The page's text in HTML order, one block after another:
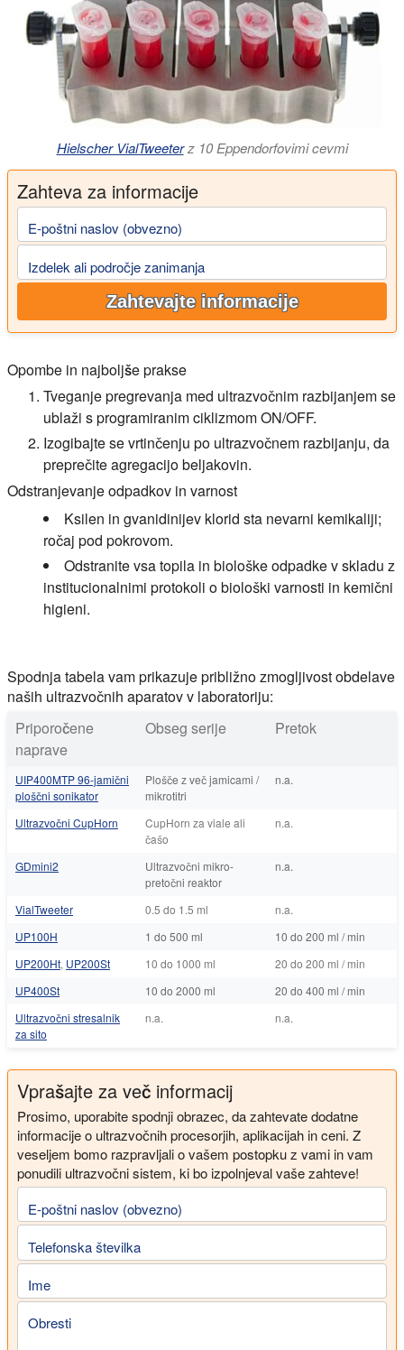
Hielscher VialTweeterz 10 Eppendorfovimi cevmi
Zahteva za informacije
E-poštni naslov (obvezno)
Izdelek ali področje zanimanja
Zahtevajte informacije
Opombe in najboljše prakse
Tveganje pregrevanja med ultrazvočnim razbijanjem se
ublaži s programiranim ciklizmom ON/OFF.
Izogibajte se vrtinčenju po ultrazvočnem razbijanju, da
preprečite agregacijo beljakovin.
Odstranjevanje odpadkov in varnost
Ksilen in gvanidinijev klorid sta nevarni kemikaliji;
ročaj pod pokrovom.
Odstranite vsa topila in biološke odpadke v skladu z
institucionalnimi protokoli o biološki varnosti in kemični
higieni.
Spodnja tabela vam prikazuje približno zmogljivost obdelave
naših ultrazvočnih aparatov v laboratoriju:
Priporočene
naprave
Obseg serije Pretok
UIP400MTP 96-jamični
ploščni sonikator
Plošče z več jamicami /
mikrotitri
n.a.
Ultrazvočni CupHorn
CupHorn za viale ali
čašo
n.a.
GDmini2
Ultrazvočni mikro-
pretočni reaktor
n.a.
VialTweeter 0.5 do 1.5 ml
n.a.
UP100H
1 do 500 ml
10 do 200 ml / min
UP200Ht, UP200St 10 do 1000 ml
20 do 200 ml / min
UP400St
10 do 2000 ml
20 do 400 ml / min
Ultrazvočni stresalnik
za sito
n.a. n.a.
Vprašajte za več informacij
Prosimo, uporabite spodnji obrazec, da zahtevate dodatne
informacije o ultrazvočnih procesorjih, aplikacijah in ceni. Z
veseljem bomo razpravljali o vašem postopku z vami in vam
ponudili ultrazvočni sistem, ki bo izpolnjeval vaše zahteve!
E-poštni naslov (obvezno)
Telefonska številka
Ime
Obresti